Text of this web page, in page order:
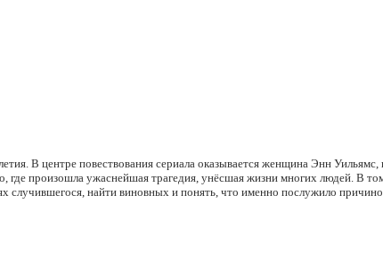
В центре повествования сериала оказывается женщина Энн
произошла ужаснейшая трагедия, унёсшая жизни многих людей. В
случившегося, найти виновных и понять, что именно послужило